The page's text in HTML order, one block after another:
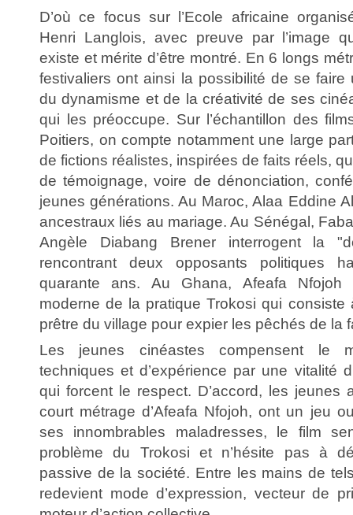
D’où ce focus sur l’Ecole africaine
Henri Langlois, avec preuve par l’image
existe et mérite d’être montré. En 6 longs
festivaliers ont ainsi la possibilité de se
du dynamisme et de la créativité de ses
qui les préoccupe. Sur l’échantillon des
Poitiers, on compte notamment une large
de fictions réalistes, inspirées de faits réels,
de témoignage, voire de dénonciation,
jeunes générations. Au Maroc, Alaa Eddine
ancestraux liés au mariage. Au Sénégal,
Angèle Diabang Brener interrogent la
rencontrant deux opposants politiques
quarante ans. Au Ghana, Afeafa Nfojoh
moderne de la pratique Trokosi qui
prêtre du village pour expier les pêchés de la
Les jeunes cinéastes compensent le
techniques et d’expérience par une vitalité
qui forcent le respect. D’accord, les jeunes
court métrage d’Afeafa Nfojoh, ont un jeu
ses innombrables maladresses, le film
problème du Trokosi et n’hésite pas à
passive de la société. Entre les mains de
redevient mode d’expression, vecteur de